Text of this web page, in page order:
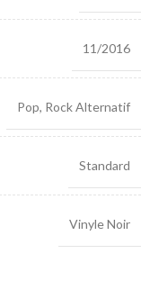
11/2016
Pop, Rock Alternatif
Standard
Vinyle Noir